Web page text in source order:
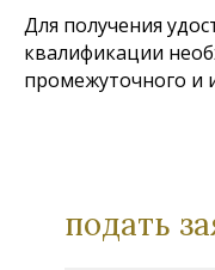
Для получения
квалификации
промежуточного и
подать